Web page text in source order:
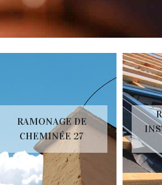
RAMONAGE DE
CHEMINÉE 27